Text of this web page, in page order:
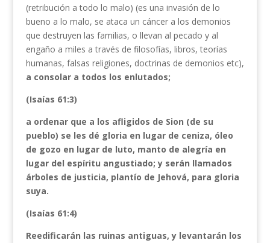
(retribución a todo lo malo) (es una invasión de lo
bueno a lo malo, se ataca un cáncer a los demonios
que destruyen las familias, o llevan al pecado y al
engaño a miles a través de filosofías, libros, teorías
humanas, falsas religiones, doctrinas de demonios etc),
a consolar a todos los enlutados;
(Isaías 61:3)
a ordenar que a los afligidos de Sion (de su
pueblo) se les dé gloria en lugar de ceniza, óleo
de gozo en lugar de luto, manto de alegría en
lugar del espíritu angustiado; y serán llamados
árboles de justicia, plantío de Jehová, para gloria
suya.
(Isaías 61:4)
Reedificarán las ruinas antiguas, y levantarán los